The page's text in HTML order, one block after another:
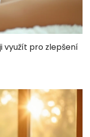
využít pro zlepšení